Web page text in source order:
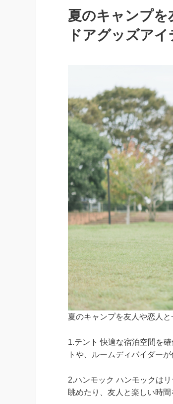
夏のキャンプを
ドアグッズアイ
夏のキャンプを友人や恋人
1.テント 快適な宿泊空間を
トや、ルームディバイダー
2.ハンモック ハンモックは
眺めたり、友人と楽しい時